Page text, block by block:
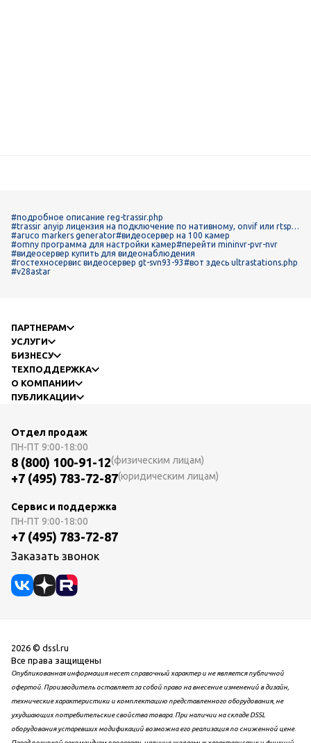
#подробное описание reg-trassir.php
#trassir anyip лицензия на подключение по нативному, onvif или rtsp п
ротоколу
#aruco markers generator#видеосервер на 100 камер
#omny программа для настройки камер#перейти mininvr-pvr-nvr
#видеосервер купить для видеонаблюдения
#гостехносервис видеосервер gt-svn93-93#вот здесь ultrastations.php
#v28astar
ПАРТНЕРАМ
УСЛУГИ
БИЗНЕСУ
ТЕХПОДДЕРЖКА
О КОМПАНИИ
ПУБЛИКАЦИИ
Отдел продаж
ПН-ПТ 9:00-18:00
8 (800) 100-91-12(физическим лицам)
+7 (495) 783-72-87(юридическим лицам)
Сервис и поддержка
ПН-ПТ 9:00-18:00
+7 (495) 783-72-87
Заказать звонок
2026 © dssl.ru
Все права защищены
Опубликованная информация несет справочный характер и не является публичной
офертой. Производитель оставляет за собой право на внесение изменений в дизайн,
технические характеристики и комплектацию представленного оборудования, не
ухудшающих потребительские свойства товара. При наличии на складе DSSL
оборудования устаревших модификаций возможна его реализация по сниженной цене.